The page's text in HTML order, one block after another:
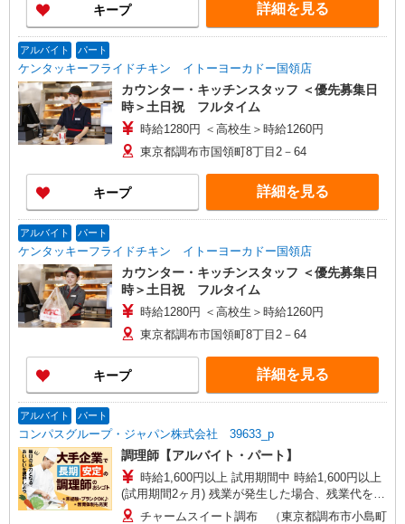
キープ 詳細を見る
アルバイト パート
ケンタッキーフライドチキン イトーヨーカドー国領店
カウンター・キッチンスタッフ ＜優先募集日
時＞土日祝 フルタイム
時給1280円 ＜高校生＞時給1260円
東京都調布市国領町8丁目2－64
キープ 詳細を見る
アルバイト パート
ケンタッキーフライドチキン イトーヨーカドー国領店
カウンター・キッチンスタッフ ＜優先募集日
時＞土日祝 フルタイム
時給1280円 ＜高校生＞時給1260円
東京都調布市国領町8丁目2－64
キープ 詳細を見る
アルバイト パート
コンパスグループ・ジャパン株式会社 39633_p
調理師【アルバイト・パート】
時給1,600円以上 試用期間中 時給1,600円以上
(試用期間2ヶ月) 残業が発生した場合、残業代を1
分単位で別途支給します。
チャームスイート調布 （東京都調布市小島町